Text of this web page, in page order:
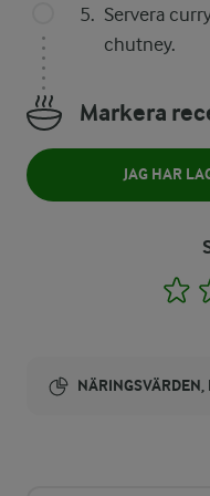
Servera
chutney.
Markera
JAG HAR
1
NÄRINGSVÄRDEN,